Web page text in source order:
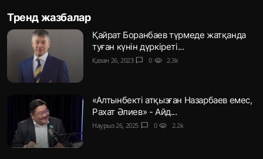
Тренд жазбалар
Қайрат Боранбаев түрмеде жатқанда
туған күнін дүркіреті...
Қазан 26, 2023 chat_bubble 0 visibility 2.3k
«Алтынбекті атқызған Назарбаев емес,
Рахат Әлиев» - Айд...
Наурыз 26, 2025 chat_bubble 0 visibility 2.2k